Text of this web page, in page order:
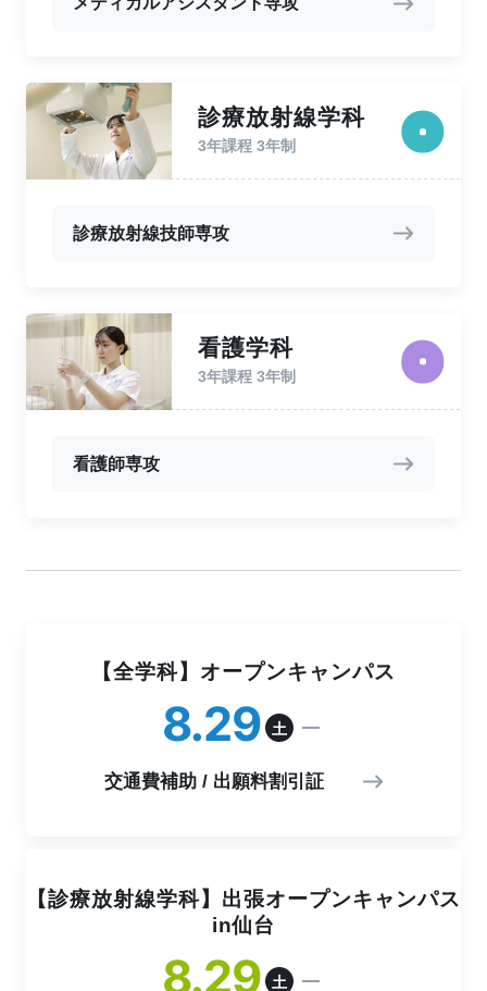
診療放射線学科
3年課程 3年制
診療放射線技師専攻
看護学科
3年課程 3年制
看護師専攻
【全学科】オープンキャンパス
8 29 土
交通費補助 / 出願料割引証
【診療放射線学科】出張オープンキャンパス
in仙台
8 29 土